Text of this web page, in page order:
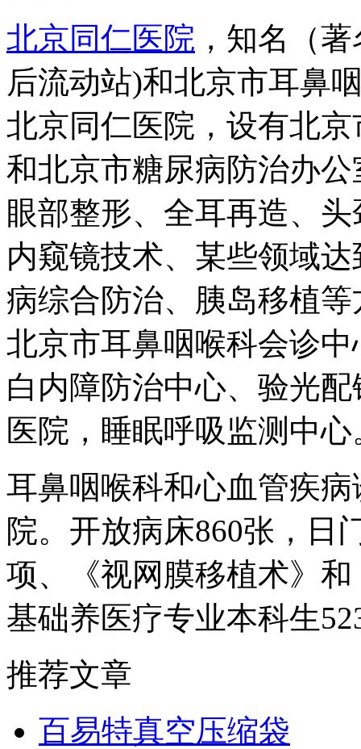
北京同仁医院 ，知名（
后流动站)和北京市耳鼻
北京同仁医院，设有北
和北京市糖尿病防治办
眼部整形、全耳再造、
内窥镜技术、某些领域
病综合防治、胰岛移植
北京市耳鼻咽喉科会诊
白内障防治中心、验光
医院，睡眠呼吸监测中心
耳鼻咽喉科和心血管疾
院。开放病床860张，日
项、《视网膜移植术》
基础养医疗专业本科生
推荐文章
百易特真空压缩袋